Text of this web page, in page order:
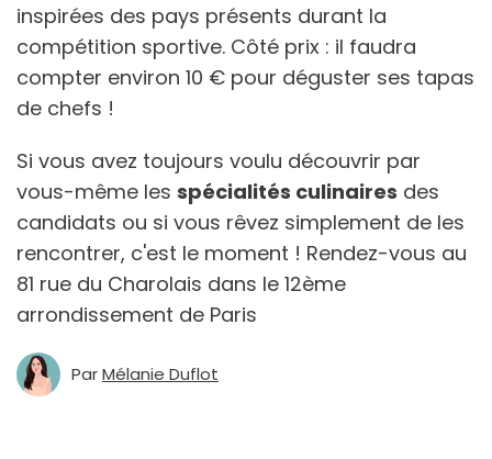
inspirées des pays présents durant la
compétition sportive. Côté prix : il faudra
compter environ 10 € pour déguster ses tapas
de chefs !
Si vous avez toujours voulu découvrir par
vous-même les spécialités culinaires des
candidats ou si vous rêvez simplement de les
rencontrer, c'est le moment ! Rendez-vous au
81 rue du Charolais dans le 12ème
arrondissement de Paris
ParMélanie Duflot